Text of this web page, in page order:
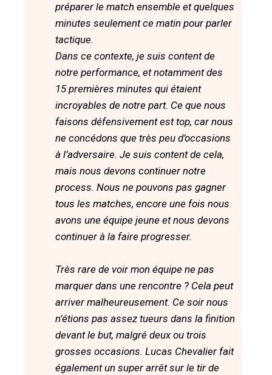
préparer le match ensemble et quelques
minutes seulement ce matin pour parler
tactique.
Dans ce contexte, je suis content de
notre performance, et notamment des
15 premières minutes qui étaient
incroyables de notre part. Ce que nous
faisons défensivement est top, car nous
ne concédons que très peu d’occasions
à l’adversaire. Je suis content de cela,
mais nous devons continuer notre
process. Nous ne pouvons pas gagner
tous les matches, encore une fois nous
avons une équipe jeune et nous devons
continuer à la faire progresser.
Très rare de voir mon équipe ne pas
marquer dans une rencontre ? Cela peut
arriver malheureusement. Ce soir nous
n’étions pas assez tueurs dans la finition
devant le but, malgré deux ou trois
grosses occasions. Lucas Chevalier fait
également un super arrêt sur le tir de